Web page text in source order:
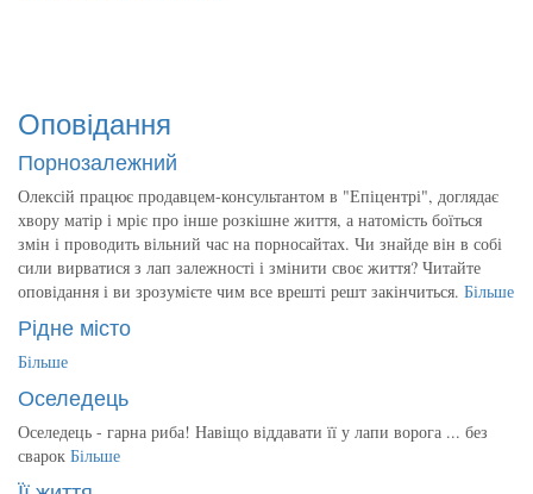
Оповідання
Порнозалежний
Олексій працює продавцем-консультантом в "Епіцентрі", доглядає
хвору матір і мріє про інше розкішне життя, а натомість боїться
змін і проводить вільний час на порносайтах. Чи знайде він в собі
сили вирватися з лап залежності і змінити своє життя? Читайте
оповідання і ви зрозумієте чим все врешті решт закінчиться. Більше
Рідне місто
Більше
Оселедець
Оселедець - гарна риба! Навіщо віддавати її у лапи ворога ... без
сварок Більше